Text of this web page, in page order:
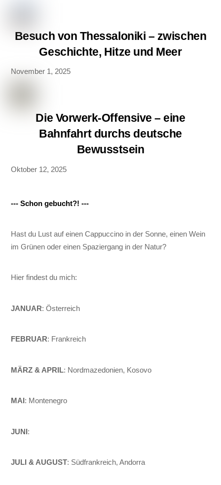
Besuch von Thessaloniki – zwischen
Geschichte, Hitze und Meer
November 1, 2025
Die Vorwerk-Offensive – eine
Bahnfahrt durchs deutsche
Bewusstsein
Oktober 12, 2025
--- Schon gebucht?! ---
Hast du Lust auf einen Cappuccino in der Sonne, einen Wein
im Grünen oder einen Spaziergang in der Natur?
Hier findest du mich:
JANUAR: Österreich
FEBRUAR: Frankreich
MÄRZ & APRIL: Nordmazedonien, Kosovo
MAI: Montenegro
JUNI:
JULI & AUGUST: Südfrankreich, Andorra